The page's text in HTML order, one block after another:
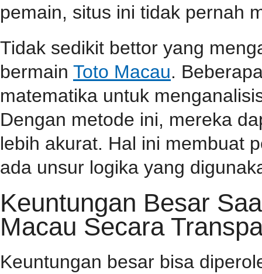
pemain, situs ini tidak pernah
Tidak sedikit bettor yang
bermain Toto Macau.
matematika untuk
Dengan metode ini, mereka
lebih akurat. Hal ini membuat
ada unsur logika yang
Keuntungan Besar
Macau Secara
Keuntungan besar bisa